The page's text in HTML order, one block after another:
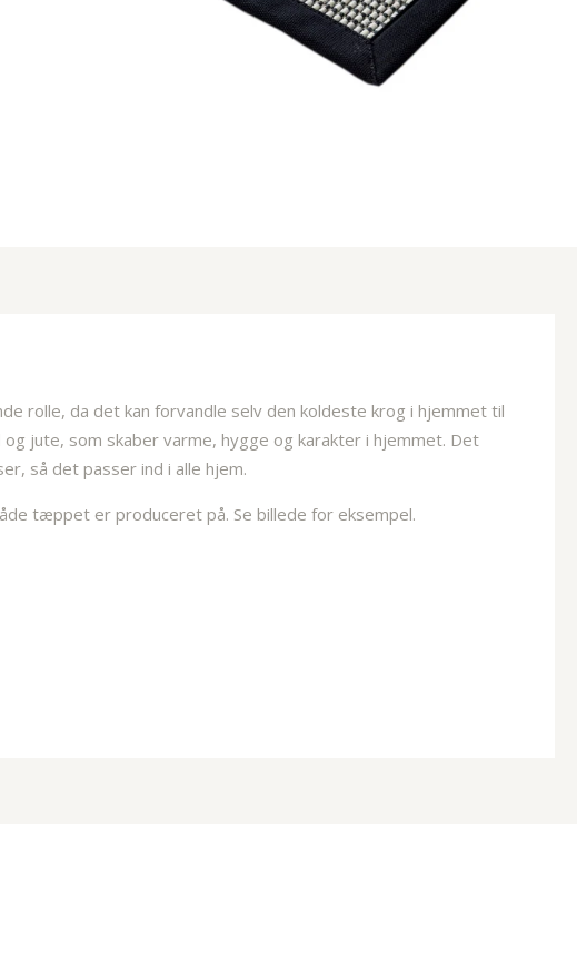
rolle, da det kan forvandle selv den koldeste krog i hjemmet til
jute, som skaber varme, hygge og karakter i hjemmet. Det
så det passer ind i alle hjem.
tæppet er produceret på. Se billede for eksempel.